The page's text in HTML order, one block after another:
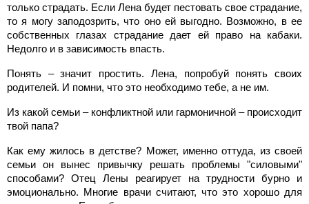
только страдать. Если Лена будет пестовать свое страдание,
то я могу заподозрить, что оно ей выгодно. Возможно, в ее
собственных глазах страдание дает ей право на кабаки.
Недолго и в зависимость впасть.
Понять – значит простить. Лена, попробуй понять своих
родителей. И помни, что это необходимо тебе, а не им.
Из какой семьи – конфликтной или гармоничной – происходит
твой папа?
Как ему жилось в детстве? Может, именно оттуда, из своей
семьи он вынес привычку решать проблемы "силовыми"
способами? Отец Лены реагирует на трудности бурно и
эмоционально. Многие врачи считают, что это хорошо для